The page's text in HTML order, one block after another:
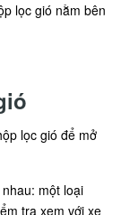
lọc gió nằm bên
lọc gió để mở
một loại
tra xem với xe